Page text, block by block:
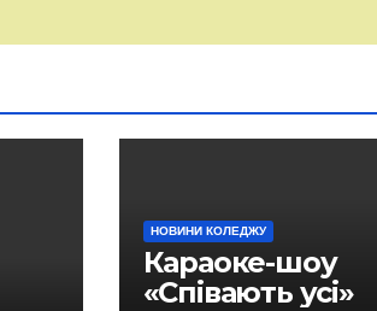
НОВИНИ КОЛЕДЖУ
Караоке-шоу
«Співають усі»